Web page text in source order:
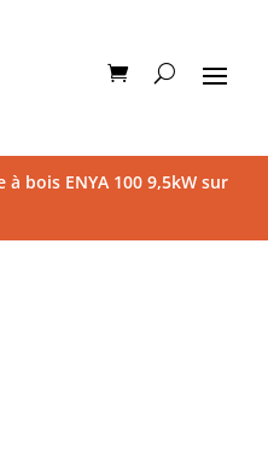
à bois ENYA 100 9,5kW sur